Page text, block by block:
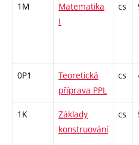
1M
Matematika
I
cs
0P1
Teoretická
příprava PPL
cs
1K
Základy
konstruování
cs